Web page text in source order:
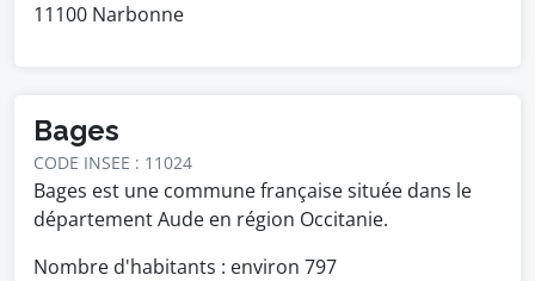
11100 Narbonne
Bages
CODE INSEE : 11024
Bages est une commune française située dans le
département Aude en région Occitanie.
Nombre d'habitants : environ 797